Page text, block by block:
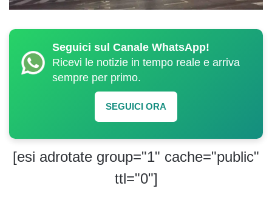
Seguici sul Canale WhatsApp!
Ricevi le notizie in tempo reale e arriva
sempre per primo.
SEGUICI ORA
[esi adrotate group="1" cache="public"
ttl="0"]